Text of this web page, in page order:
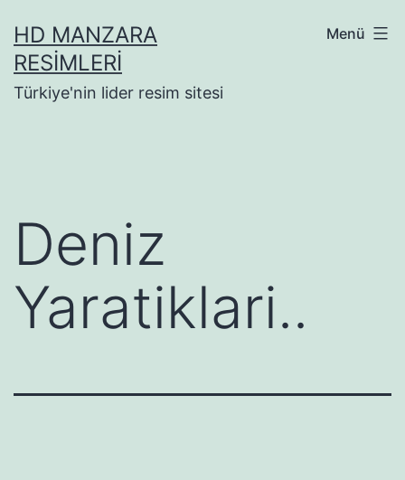
geçHD MANZARA
RESIMLERI
Türkiye'nin lider resim sitesi
Menü
Deniz
Yaratiklari..